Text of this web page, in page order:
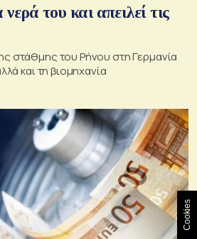
του και απειλεί τις
στάθμης του Ρήνου στη Γερμανία
και τη βιομηχανία
Cookies